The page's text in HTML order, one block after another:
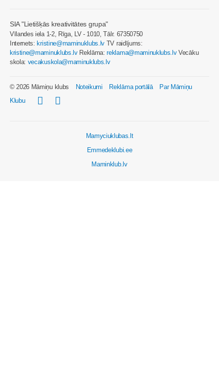
SIA "Lietišķās kreativitātes grupa"
Vīlandes iela 1-2, Rīga, LV - 1010, Tālr. 67350750
Internets:kristine@maminuklubs.lv TV raidījums:
kristine@maminuklubs.lvReklāma:reklama@maminuklubs.lvVecāku
skola: vecakuskola@maminuklubs.lv
© 2026 Māmiņu klubs Noteikumi Reklāma portālā
Par Māmiņu
Klubu
Mamyciuklubas.lt
Emmedeklubi.ee
Maminklub.lv